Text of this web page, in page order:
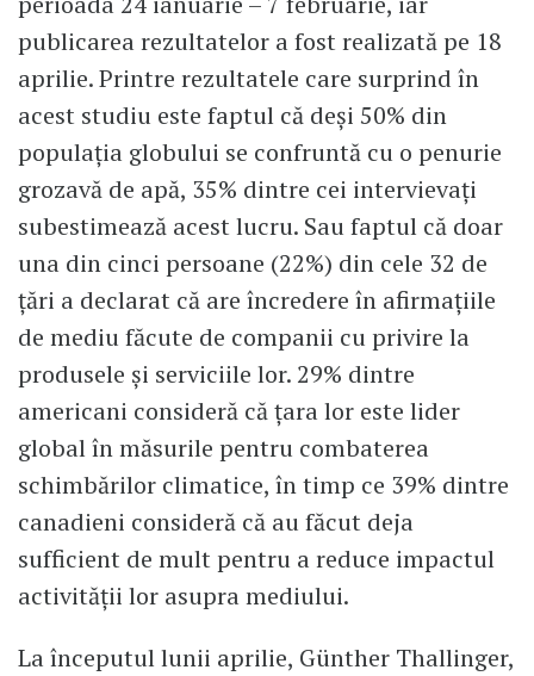
publicarea rezultatelor a fost realizată pe 18
aprilie. Printre rezultatele care surprind în
acest studiu este faptul că deși 50% din
populația globului se confruntă cu o penurie
grozavă de apă, 35% dintre cei intervievați
subestimează acest lucru. Sau faptul că doar
una din cinci persoane (22%) din cele 32 de
țări a declarat că are încredere în afirmațiile
de mediu făcute de companii cu privire la
produsele și serviciile lor. 29% dintre
americani consideră că țara lor este lider
global în măsurile pentru combaterea
schimbărilor climatice, în timp ce 39% dintre
canadieni consideră că au făcut deja
sufficient de mult pentru a reduce impactul
activității lor asupra mediului.
La începutul lunii aprilie, Günther Thallinger,